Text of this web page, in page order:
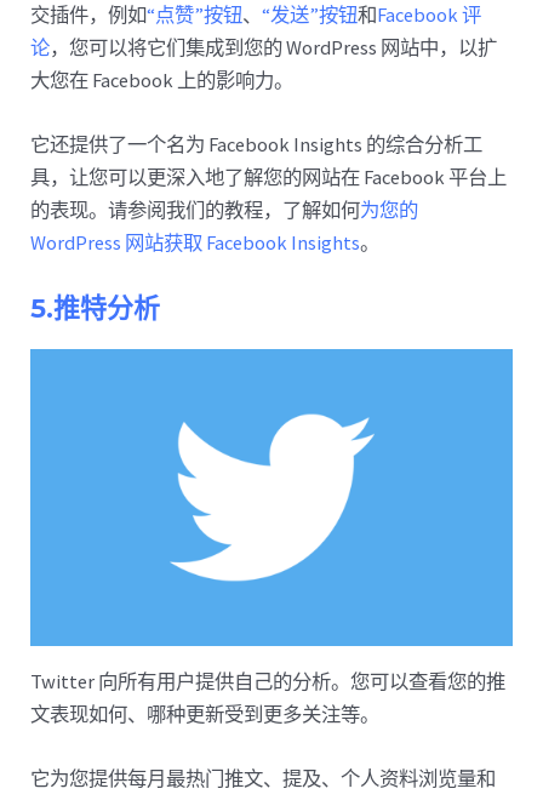
交插件，例如“点赞”按钮、“发送”按钮和Facebook 评
论，您可以将它们集成到您的 WordPress 网站中，以扩
大您在 Facebook 上的影响力。
它还提供了一个名为 Facebook Insights 的综合分析工
具，让您可以更深入地了解您的网站在 Facebook 平台上
的表现。请参阅我们的教程，了解如何为您的
WordPress 网站获取 Facebook Insights。
5.推特分析
Twitter 向所有用户提供自己的分析。您可以查看您的推
文表现如何、哪种更新受到更多关注等。
它为您提供每月最热门推文、提及、个人资料浏览量和